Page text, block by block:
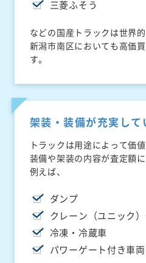
三菱ふそう
などの国産トラックは世界
新潟市南区においても高価
す。
架装・装備が充実して
トラックは用途によって価
装備や架装の内容が査定額
例えば、
ダンプ
クレーン（ユニック
冷凍・冷蔵車
パワーゲート付き車両